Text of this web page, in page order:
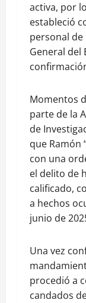
activa, por
estableció
personal de
General del
Momentos
parte de la
de
que Ramón
con una
el delito de
calificado,
a hechos
junio de
Una vez
procedió a
candados